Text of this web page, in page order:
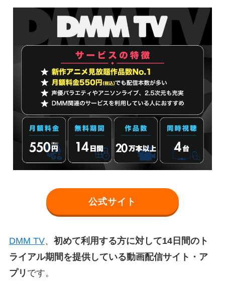
公式サイト
DMM TV、 初めて利用する方に対して14日間のト
ライアル期間を提供している動画配信サイト・ア
プリ です。